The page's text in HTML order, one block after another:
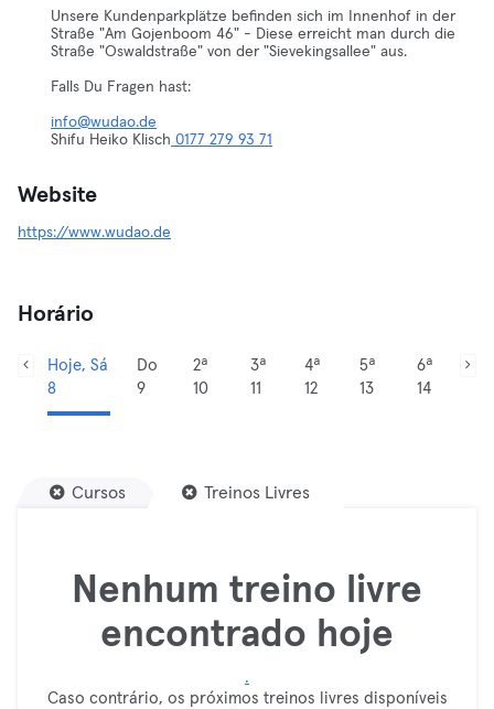
Unsere Kundenparkplätze befinden sich im Innenhof in der
Straße "Am Gojenboom 46" - Diese erreicht man durch die
Straße "Oswaldstraße" von der "Sievekingsallee" aus.
Falls Du Fragen hast:
info@wudao.de
Shifu Heiko Klisch 0177 279 93 71
Website
https://www.wudao.de
Horário
Hoje, Sá
8
Do
9
2ª
10
3ª
11
4ª
12
5ª
13
6ª
14
Cursos Treinos Livres
Nenhum treino livre
encontrado hoje
.
Caso contrário, os próximos treinos livres disponíveis